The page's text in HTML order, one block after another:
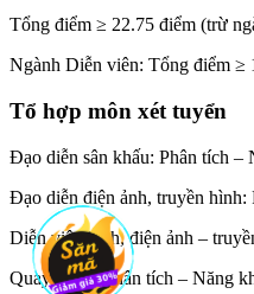
Tổng điểm ≥ 22.75 điểm (trừ
Ngành Diễn viên: Tổng điểm ≥
Tổ hợp môn xét tuyển
Đạo diễn sân khấu: Phân tích –
Đạo diễn điện ảnh, truyền
Diễn viên kịch, điện ảnh –
Quay phim: Phân tích – Năng